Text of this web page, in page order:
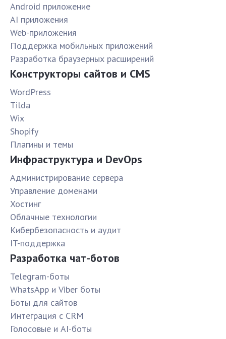
Android приложение
AI приложения
Web-приложения
Поддержка мобильных приложений
Разработка браузерных расширений
Конструкторы сайтов и CMS
WordPress
Tilda
Wix
Shopify
Плагины и темы
Инфраструктура и DevOps
Администрирование сервера
Управление доменами
Хостинг
Облачные технологии
Кибербезопасность и аудит
IT-поддержка
Разработка чат-ботов
Telegram-боты
WhatsApp и Viber боты
Боты для сайтов
Интеграция с CRM
Голосовые и AI-боты